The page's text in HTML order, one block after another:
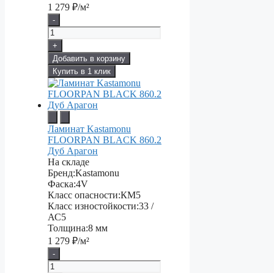
1 279 ₽/м²
-
+
Добавить в корзину
Купить в 1 клик
Ламинат Kastamonu
FLOORPAN BLACK 860.2
Дуб Арагон
На складе
Бренд:Kastamonu
Фаска:4V
Класс опасности:КМ5
Класс изностойкости:33 /
АС5
Толщина:8 мм
1 279 ₽/м²
-